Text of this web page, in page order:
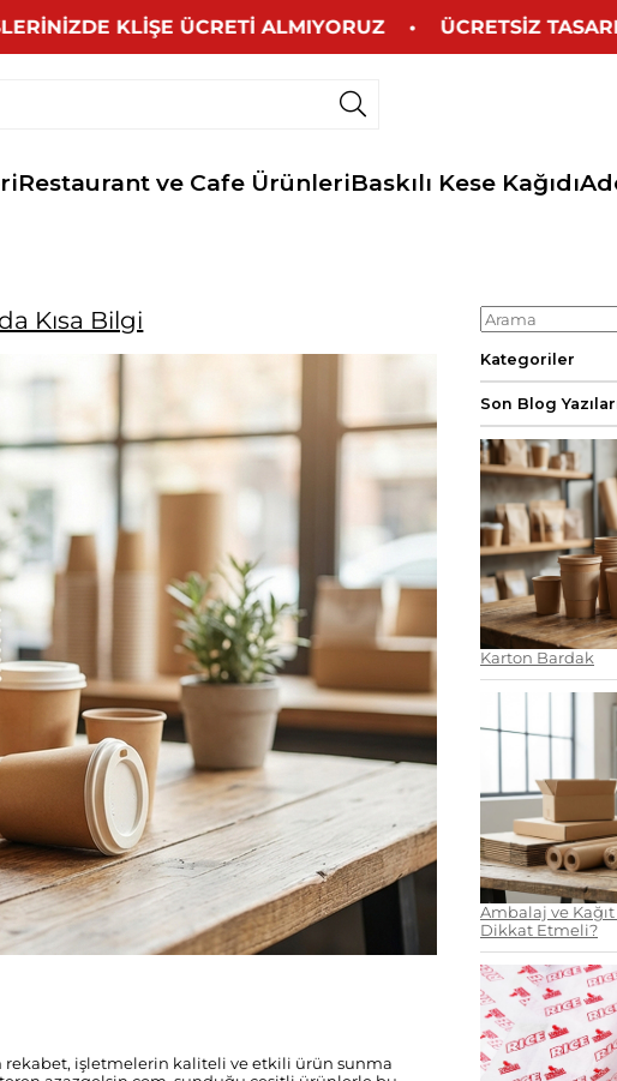
KLİŞE ÜCRETİ ALMIYORUZ • ÜCRETSİZ TASARIM
Restaurant ve Cafe ÜrünleriBaskılı Kese Kağıdı
Kısa Bilgi
rekabet, işletmelerin kaliteli ve etkili ürün sunma
Kategoriler
Son Blog
Karton Bardak
Ambalaj ve
Dikkat Etmeli?